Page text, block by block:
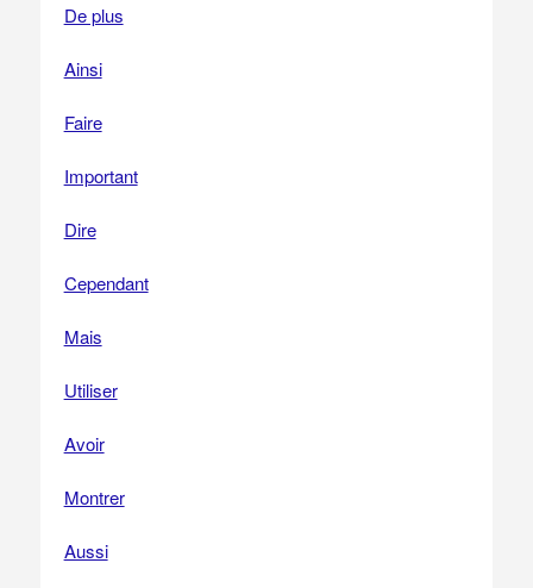
De plus
Ainsi
Faire
Important
Dire
Cependant
Mais
Utiliser
Avoir
Montrer
Aussi